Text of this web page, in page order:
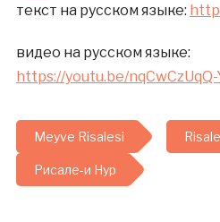
текст на русском языке:
видео на русском языке:
https://youtu.be/nqCwCzUqQ-
Meyve Risalesi
Рисале-и Нур